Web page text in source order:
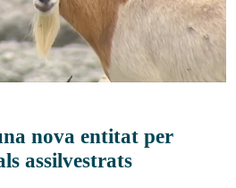
nova entitat per
assilvestrats